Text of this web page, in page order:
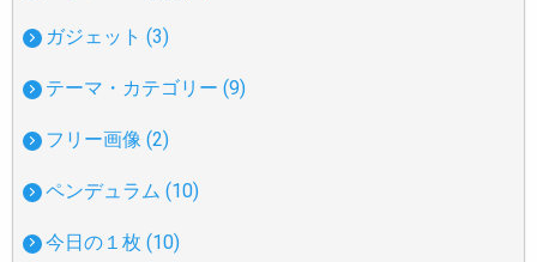
ガジェット (3)
テーマ・カテゴリー (9)
フリー画像 (2)
ペンデュラム (10)
今日の１枚 (10)